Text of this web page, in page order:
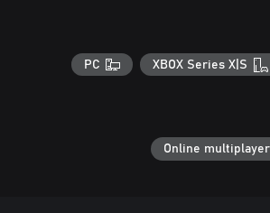
XBOX Series X|S
PC
Online multiplayer